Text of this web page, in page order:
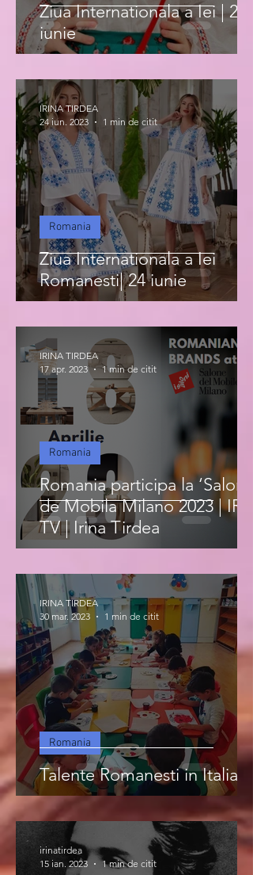
Ziua Internationala a Iei | 24
iunie
Ziua Internationala a Iei
Romanesti| 24 iunie
Romania
IRINA TIRDEA
24 iun. 2023
1 min de citit
Romania participa la ‘Salonul
de Mobila Milano 2023 | IRIS
TV | Irina Tirdea
Romania
IRINA TIRDEA
17 apr. 2023
1 min de citit
Talente Romanesti in Italia
Romania
IRINA TIRDEA
30 mar. 2023
1 min de citit
irinatirdea
15 ian. 2023
1 min de citit